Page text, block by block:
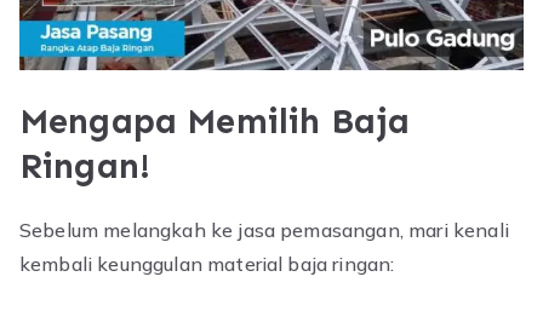
Mengapa Memilih Baja
Ringan!
Sebelum melangkah ke jasa pemasangan, mari kenali
kembali keunggulan material baja ringan: